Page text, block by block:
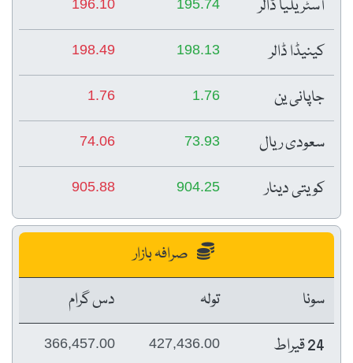
آسٹریلیا ڈالر 195.74
196.10
کینیڈا ڈالر 198.13
198.49
جاپانی ین 1.76
1.76
سعودی ریال 73.93
74.06
کویتی دینار 904.25
905.88
صرافہ بازار
سونا
تولہ
دس گرام
24 قیراط
427,436.00
366,457.00